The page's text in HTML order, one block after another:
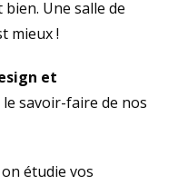
bien. Une salle de
mieux !
et
savoir-faire de nos
on étudie vos